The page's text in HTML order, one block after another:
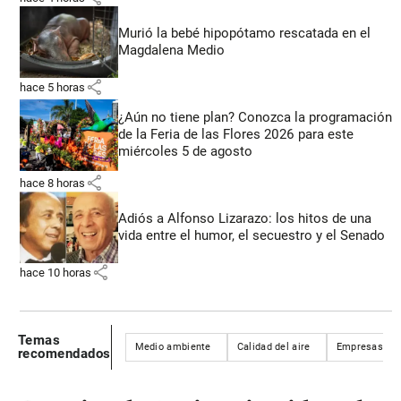
Murió la bebé hipopótamo rescatada en el
Magdalena Medio
hace 5 horas share
¿Aún no tiene plan? Conozca la programación
de la Feria de las Flores 2026 para este
miércoles 5 de agosto
hace 8 horas share
Adiós a Alfonso Lizarazo: los hitos de una
vida entre el humor, el secuestro y el Senado
hace 10 horas share
Temas
recomendados
Medio ambiente Calidad del aire Empresas